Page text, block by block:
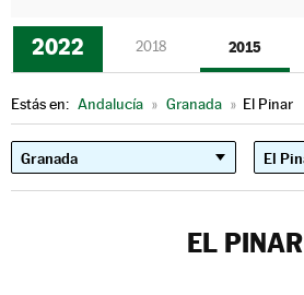
2022 2018 2015
Estás en: Andalucía » Granada » El Pinar
EL PINAR